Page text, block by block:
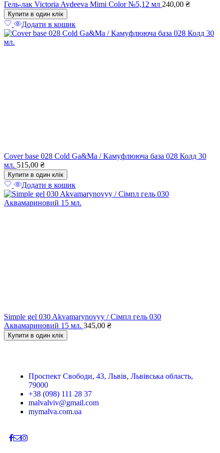
Гель-лак Victoria Avdeeva Mimi Color №5,12 мл 240,00 ₴
Купити в один клік
Додати в кошик
Cover base 028 Cold Ga&Ma / Камуфлююча база 028 Колд 30
мл. 515,00 ₴
Купити в один клік
Додати в кошик
Simple gel 030 Akvamarynovyy / Сімпл гель 030
Аквамариновий 15 мл. 345,00 ₴
Купити в один клік
Проспект Свободи, 43, Львів, Львівська область,
79000
+38 (098) 111 28 37
malvalviv@gmail.com
mymalva.com.ua